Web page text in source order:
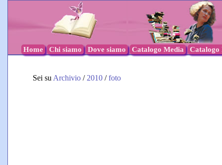
Home Chi siamo Dove siamo Catalogo Media Catalogo
Sei su Archivio / 2010 /foto